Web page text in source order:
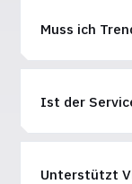
Muss ich
Ist der
Unterstützt